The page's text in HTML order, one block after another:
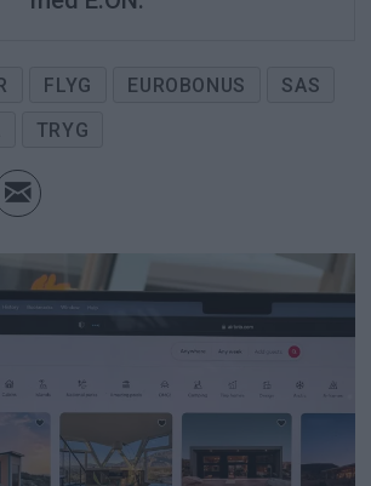
FLYG EUROBONUS
SAS
TRYG